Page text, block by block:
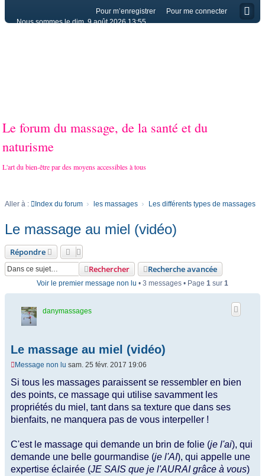
Pour me connecter
Pour m’enregistrer
Nous sommes le dim. 9 août 2026 13:55
Le forum du massage, de la santé et du
naturisme
L'art du bien-être par des moyens accessibles à tous
Aller à : Index du forum les massages Les différents types de massages
Le massage au miel (vidéo)
Répondre
Rechercher
Recherche avancée
Voir le premier message non lu • 3 messages • Page 1 sur 1
danymassages
Le massage au miel (vidéo)
Message non lu sam. 25 févr. 2017 19:06
Si tous les massages paraissent se ressembler en bien
des points, ce massage qui utilise savamment les
propriétés du miel, tant dans sa texture que dans ses
bienfaits, ne manquera pas de vous interpeller !
C'est le massage qui demande un brin de folie (je l'ai), qui
demande une belle gourmandise (je l'AI), qui appelle une
expertise éclairée (JE SAIS que je l'AURAI grâce à vous)